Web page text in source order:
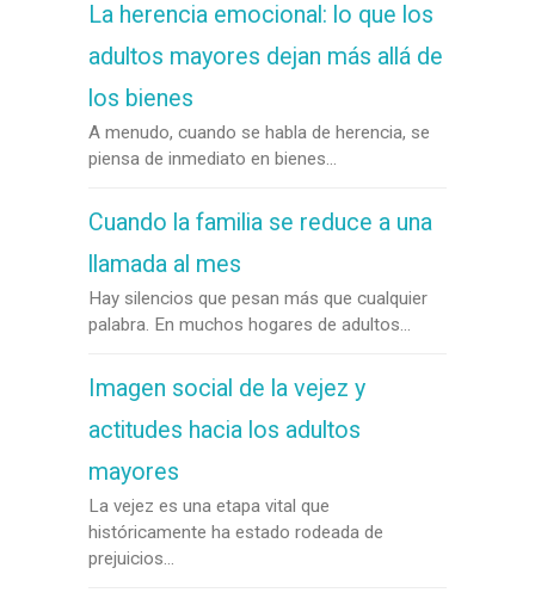
La herencia emocional: lo que los
adultos mayores dejan más allá de
los bienes
A menudo, cuando se habla de herencia, se
piensa de inmediato en bienes...
Cuando la familia se reduce a una
llamada al mes
Hay silencios que pesan más que cualquier
palabra. En muchos hogares de adultos...
Imagen social de la vejez y
actitudes hacia los adultos
mayores
La vejez es una etapa vital que
históricamente ha estado rodeada de
prejuicios...